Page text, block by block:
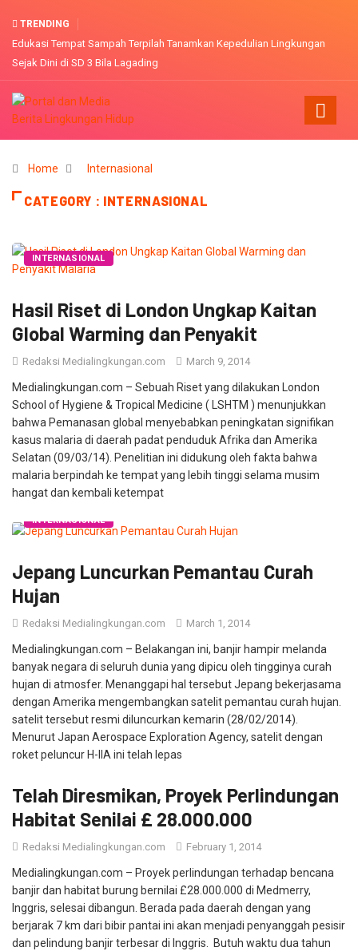
TRENDING
Edukasi Tempat Sampah Terpilah Tanamkan Kepedulian Lingkungan
Sejak Dini di SD 3 Bila Lagading
Home Internasional
CATEGORY : INTERNASIONAL
INTERNASIONAL
Hasil Riset di London Ungkap Kaitan
Global Warming dan Penyakit
Redaksi Medialingkungan.com March 9, 2014
Medialingkungan.com – Sebuah Riset yang dilakukan London
School of Hygiene & Tropical Medicine ( LSHTM ) menunjukkan
bahwa Pemanasan global menyebabkan peningkatan signifikan
kasus malaria di daerah padat penduduk Afrika dan Amerika
Selatan (09/03/14). Penelitian ini didukung oleh fakta bahwa
malaria berpindah ke tempat yang lebih tinggi selama musim
hangat dan kembali ketempat
INTERNASIONAL
Jepang Luncurkan Pemantau Curah
Hujan
Redaksi Medialingkungan.com March 1, 2014
Medialingkungan.com – Belakangan ini, banjir hampir melanda
banyak negara di seluruh dunia yang dipicu oleh tingginya curah
hujan di atmosfer. Menanggapi hal tersebut Jepang bekerjasama
dengan Amerika mengembangkan satelit pemantau curah hujan.
satelit tersebut resmi diluncurkan kemarin (28/02/2014).
Menurut Japan Aerospace Exploration Agency, satelit dengan
roket peluncur H-IIA ini telah lepas
Telah Diresmikan, Proyek Perlindungan
Habitat Senilai £ 28.000.000
Redaksi Medialingkungan.com February 1, 2014
Medialingkungan.com – Proyek perlindungan terhadap bencana
banjir dan habitat burung bernilai £28.000.000 di Medmerry,
Inggris, selesai dibangun. Berada pada daerah dengan yang
berjarak 7 km dari bibir pantai ini akan menjadi penyanggah pesisir
dan pelindung banjir terbesar di Inggris. Butuh waktu dua tahun